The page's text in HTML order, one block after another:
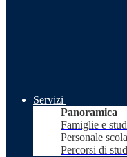
Servizi
Panoramica
Famiglie e
Personale
Percorsi di